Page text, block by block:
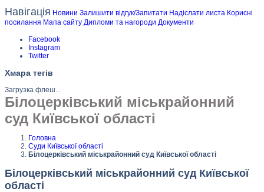
Навігація Новини Залишити відгук/Запитати Надіслати листа Корисні
посилання Мапа сайту Дипломи та нагороди Документи
Facebook
Instagram
Twitter
Хмара тегів
Загрузка флеш...
Білоцерківський міськрайонний
суд Київської області
Головна
Суди Київської області
Білоцерківський міськрайонний суд Київської області
Білоцерківський міськрайонний суд Київської
області